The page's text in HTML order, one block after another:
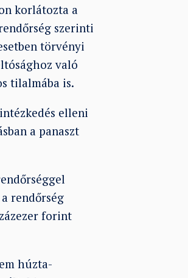
korlátozta a
szerinti
törvényi
való
tilalmába is.
elleni
a panaszt
rendőrség
forint
húzta-